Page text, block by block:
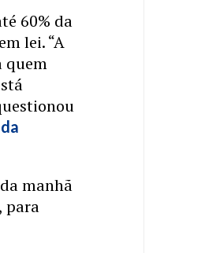
60% da
lei. “A
quem
manhã
para